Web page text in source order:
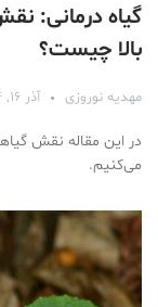
گیاه درمانی:
بالا چیست؟
مهدیه نوروزی آذر ۱۶, ۱۴۰۴
در این مقاله نقش
می‌کنیم.